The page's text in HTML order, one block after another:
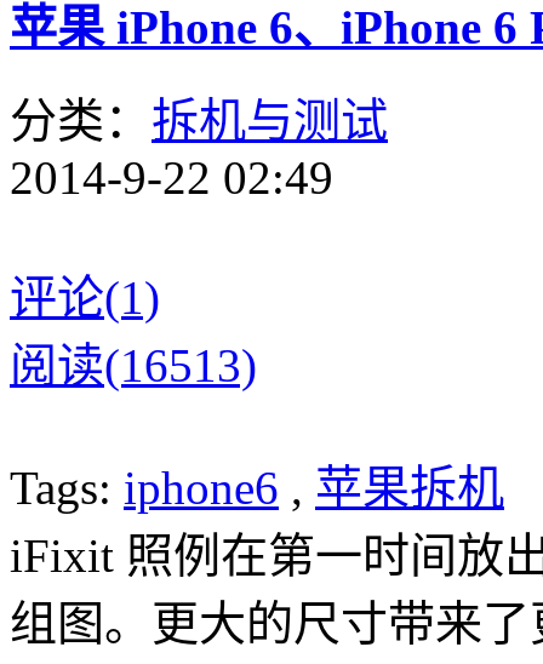
苹果 iPhone 6、iPhone 6
分类： 拆机与测试
2014-9-22 02:49
评论(1)
阅读(16513)
Tags: iphone6 , 苹果拆机
iFixit 照例在第一时间放
组图。更大的尺寸带来